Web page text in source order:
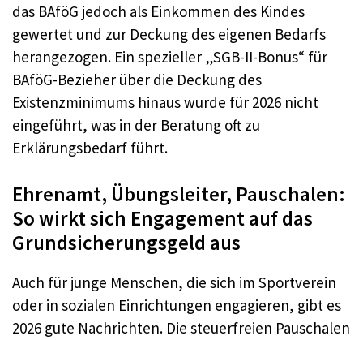
das BAföG jedoch als Einkommen des Kindes
gewertet und zur Deckung des eigenen Bedarfs
herangezogen. Ein spezieller „SGB-II-Bonus“ für
BAföG-Bezieher über die Deckung des
Existenzminimums hinaus wurde für 2026 nicht
eingeführt, was in der Beratung oft zu
Erklärungsbedarf führt.
Ehrenamt, Übungsleiter, Pauschalen:
So wirkt sich Engagement auf das
Grundsicherungsgeld aus
Auch für junge Menschen, die sich im Sportverein
oder in sozialen Einrichtungen engagieren, gibt es
2026 gute Nachrichten. Die steuerfreien Pauschalen